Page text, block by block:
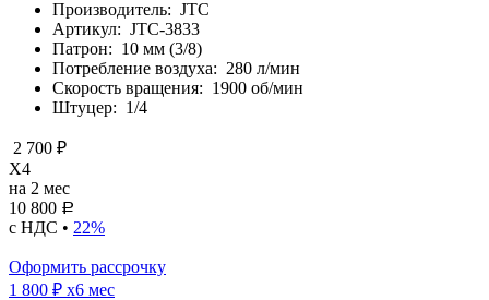
Производитель: JTC
Артикул: JTC-3833
Патрон: 10 мм (3/8)
Потребление воздуха: 280 л/мин
Скорость вращения: 1900 об/мин
Штуцер: 1/4
2 700 ₽
X4
на 2 мес
10 800 Р
с НДС • 22%
Оформить рассрочку
1 800 ₽ x6 мес